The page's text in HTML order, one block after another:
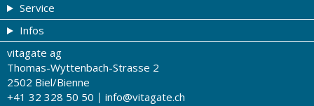
Gesund & schön
Themen von A-Z
Therapien von A-Z
Gesundheit zum Hören
Gesundheitstests
Service
Gutscheine
Drogistenstern
Drogeriesuche
Partner-Drogerien
Infos
Impressum
Über uns
Nutzungsbestimmungen
vitagate ag
Thomas-Wyttenbach-Strasse 2
2502 Biel/Bienne
+41 32 328 50 50
info@vitagate.ch